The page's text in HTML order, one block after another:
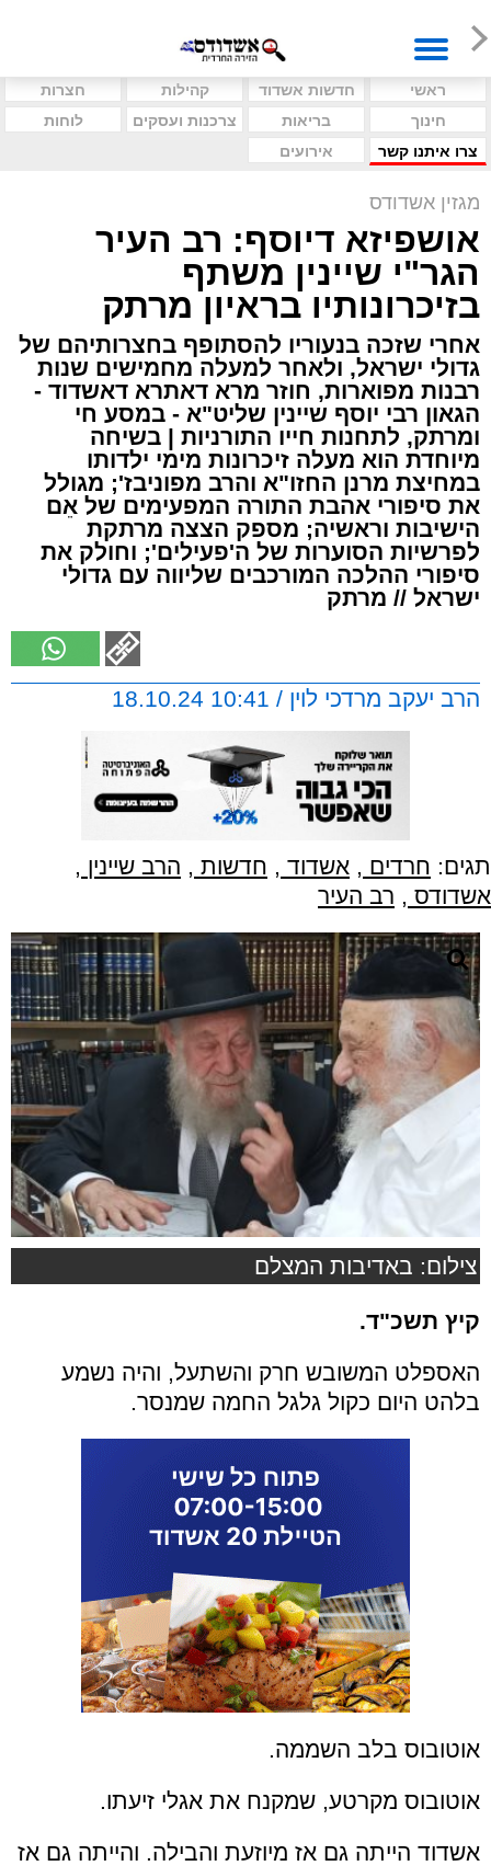
ראשי חדשות אשדוד קהילות
חצרות
חינוך
בריאות צרכנות ועסקים
לוחות
צרו איתנו קשר
אירועים
מגזין אשדודס
אושפיזא דיוסף: רב העיר
הגר"י שיינין משתף
בזיכרונותיו בראיון מרתק
אחרי שזכה בנעוריו להסתופף בחצרותיהם של
גדולי ישראל, ולאחר למעלה מחמישים שנות
רבנות מפוארות, חוזר מרא דאתרא דאשדוד -
הגאון רבי יוסף שיינין שליט"א - במסע חי
ומרתק, לתחנות חייו התורניות | בשיחה
מיוחדת הוא מעלה זיכרונות מימי ילדותו
במחיצת מרנן החזו"א והרב מפוניבז'; מגולל
את סיפורי אהבת התורה המפעימים של אֵם
הישיבות וראשיה; מספק הצצה מרתקת
לפרשיות הסוערות של ה'פעילים'; וחולק את
סיפורי ההלכה המורכבים שליווה עם גדולי
ישראל // מרתק
הרב יעקב מרדכי לוין / 10:41 18.10.24
תגים: חרדים , אשדוד , חדשות , הרב שיינין ,
אשדודס , רב העיר
צילום: באדיבות המצלם
קיץ תשכ"ד.
האספלט המשובש חרק והשתעל, והיה נשמע
בלהט היום כקול גלגל החמה שמנסר.
אוטובוס בלב השממה.
אוטובוס מקרטע, שמקנח את אגלי זיעתו.
אשדוד הייתה גם אז מיוזעת והבילה. והייתה גם אז